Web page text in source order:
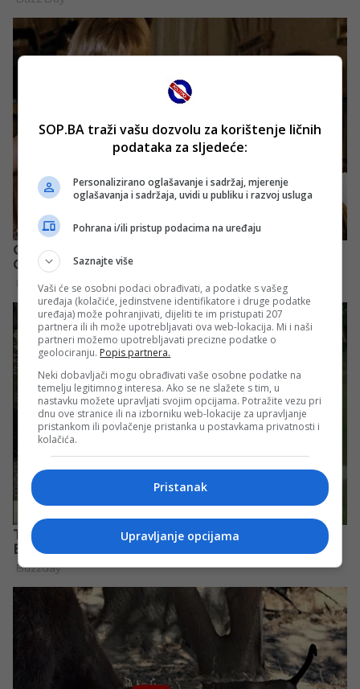
SOP.BA traži vašu dozvolu za korištenje ličnih
podataka za sljedeće:
Personalizirano oglašavanje i sadržaj, mjerenje
oglašavanja i sadržaja, uvidi u publiku i razvoj usluga
Pohrana i/ili pristup podacima na uređaju
Saznajte više
Vaši će se osobni podaci obrađivati, a podatke s vašeg
uređaja (kolačiće, jedinstvene identifikatore i druge podatke
uređaja) može pohranjivati, dijeliti te im pristupati 207
partnera ili ih može upotrebljavati ova web-lokacija. Mi i naši
partneri možemo upotrebljavati precizne podatke o
geolociranju. Popis partnera.
Neki dobavljači mogu obrađivati vaše osobne podatke na
temelju legitimnog interesa. Ako se ne slažete s tim, u
nastavku možete upravljati svojim opcijama. Potražite vezu pri
dnu ove stranice ili na izborniku web-lokacije za upravljanje
pristankom ili povlačenje pristanka u postavkama privatnosti i
kolačića.
Pristanak
Upravljanje opcijama